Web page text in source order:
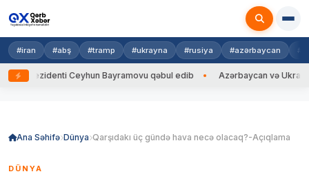
#iran #abş #tramp #ukrayna #rusiya #azərbaycan
Ceyhun Bayramovu qəbul edib Azərbaycan və Ukrayna XİN
Ana Səhifə Dünya Qarşıdakı üç gündə hava necə olacaq?-Açıqlama
DÜNYA